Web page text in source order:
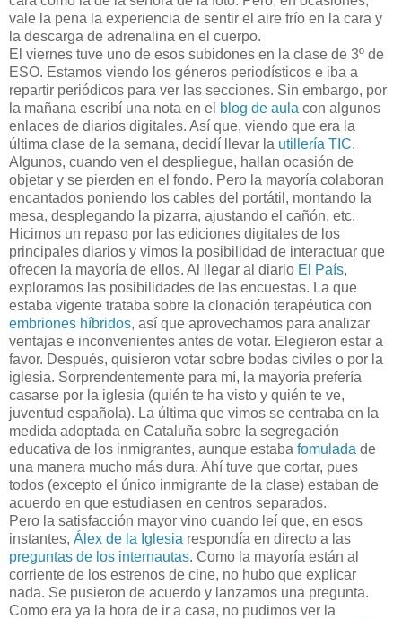
vale la pena la experiencia de sentir el aire frío en la cara y
la descarga de adrenalina en el cuerpo.
El viernes tuve uno de esos subidones en la clase de 3º de
ESO. Estamos viendo los géneros periodísticos e iba a
repartir periódicos para ver las secciones. Sin embargo, por
la mañana escribí una nota en el blog de aula con algunos
enlaces de diarios digitales. Así que, viendo que era la
última clase de la semana, decidí llevar la utillería TIC.
Algunos, cuando ven el despliegue, hallan ocasión de
objetar y se pierden en el fondo. Pero la mayoría colaboran
encantados poniendo los cables del portátil, montando la
mesa, desplegando la pizarra, ajustando el cañón, etc.
Hicimos un repaso por las ediciones digitales de los
principales diarios y vimos la posibilidad de interactuar que
ofrecen la mayoría de ellos. Al llegar al diario El País,
exploramos las posibilidades de las encuestas. La que
estaba vigente trataba sobre la clonación terapéutica con
embriones híbridos, así que aprovechamos para analizar
ventajas e inconvenientes antes de votar. Elegieron estar a
favor. Después, quisieron votar sobre bodas civiles o por la
iglesia. Sorprendentemente para mí, la mayoría prefería
casarse por la iglesia (quién te ha visto y quién te ve,
juventud española). La última que vimos se centraba en la
medida adoptada en Cataluña sobre la segregación
educativa de los inmigrantes, aunque estaba fomulada de
una manera mucho más dura. Ahí tuve que cortar, pues
todos (excepto el único inmigrante de la clase) estaban de
acuerdo en que estudiasen en centros separados.
Pero la satisfacción mayor vino cuando leí que, en esos
instantes, Álex de la Iglesia respondía en directo a las
preguntas de los internautas. Como la mayoría están al
corriente de los estrenos de cine, no hubo que explicar
nada. Se pusieron de acuerdo y lanzamos una pregunta.
Como era ya la hora de ir a casa, no pudimos ver la